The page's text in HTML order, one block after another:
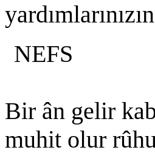
NEFS
Bir ân gelir
muhit olur